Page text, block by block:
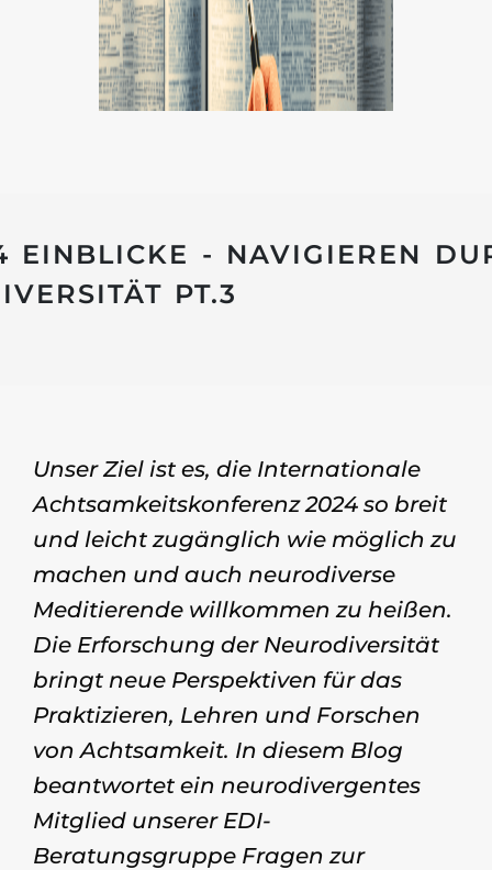
EINBLICKE - NAVIGIEREN
PT.3
Unser Ziel ist es, die Internationale
Achtsamkeitskonferenz 2024 so breit
und leicht zugänglich wie möglich zu
machen und auch neurodiverse
Meditierende willkommen zu heißen.
Die Erforschung der Neurodiversität
bringt neue Perspektiven für das
Praktizieren, Lehren und Forschen
von Achtsamkeit. In diesem Blog
beantwortet ein neurodivergentes
Mitglied unserer EDI-
Beratungsgruppe Fragen zur